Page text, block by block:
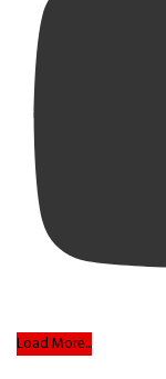
Load More...